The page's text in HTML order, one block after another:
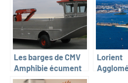
Les barges de CMV
Amphibie écument
les mers du Mont-
Lorient